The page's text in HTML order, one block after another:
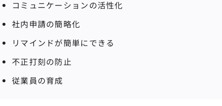
コミュニケーションの活性化
社内申請の簡略化
リマインドが簡単にできる
不正打刻の防止
従業員の育成